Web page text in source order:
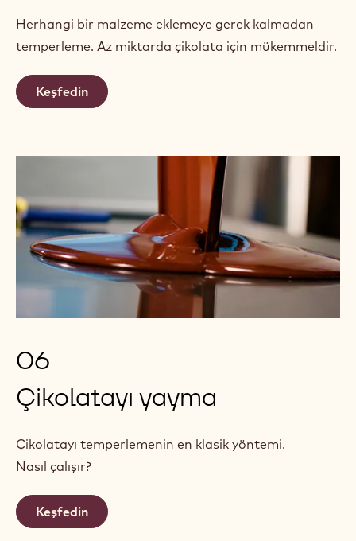
Herhangi bir malzeme eklemeye gerek kalmadan
temperleme. Az miktarda çikolata için mükemmeldir.
Keşfedin
06
Çikolatayı yayma
Çikolatayı temperlemenin en klasik yöntemi.
Nasıl çalışır?
Keşfedin